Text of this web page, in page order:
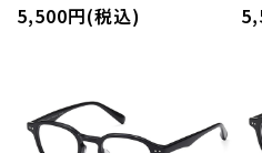
5,500円(税込)